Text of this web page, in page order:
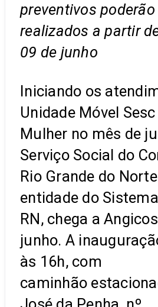
preventivos poderão
realizados a partir
09 de junho
Iniciando os
Unidade Móvel
Mulher no mês de
Serviço Social do
Rio Grande do
entidade do
RN, chega a
junho. A
às 16h, com
caminhão